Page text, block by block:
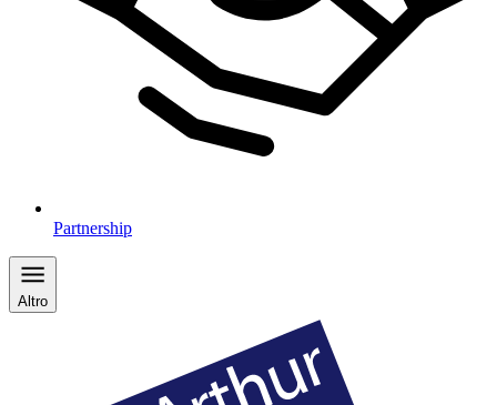
Partnership
Altro